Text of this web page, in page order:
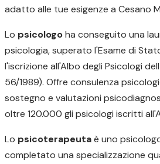
adatto alle tue esigenze a Cesano
Lo psicologoha conseguito una
psicologia, superato l'Esame di
l'iscrizione all'Albo degli Psicologi
56/1989). Offre consulenza
sostegno e valutazioni
oltre 120.000 gli psicologi iscritti
Lo psicoterapeutaè uno
completato una specializzazione